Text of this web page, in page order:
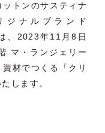
トンのサスティナ
ジナルブランド
、2023年11月8日
マ・ランジェリー
材でつくる「クリ
します。